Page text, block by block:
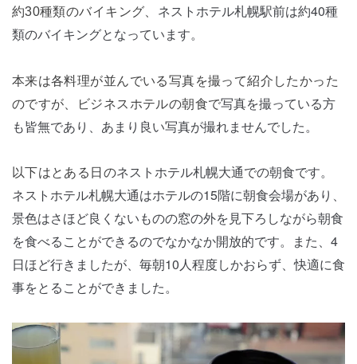
約30種類のバイキング、 ネストホテル札幌駅前は約40種
類のバイキングとなっています。
本来は各料理が並んでいる写真を撮って紹介したかった
のですが、ビジネスホテルの朝食で写真を撮っている方
も皆無であり、あまり良い写真が撮れませんでした。
以下はとある日のネストホテル札幌大通での朝食です。
ネストホテル札幌大通はホテルの15階に朝食会場があり、
景色はさほど良くないものの窓の外を見下ろしながら朝食
を食べることができるのでなかなか開放的です。また、4
日ほど行きましたが、毎朝10人程度しかおらず、快適に食
事をとることができました。